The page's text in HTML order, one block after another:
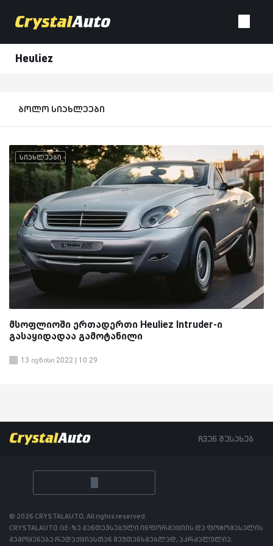
Heuliez
ბოლო სიახლეები
სიახლეები
მსოფლიოში ერთადერთი Heuliez Intruder-ი
გასაყიდადაა გამოტანილი
13 ივნისი 2022 | 10:29
ჩვენ შესახებ
© 2026 CRYSTALAUTO, All rights reserved.
CRYSTALAUTO.GE-ზე განთავსებული ინფორმაციის და ფოტომასალის
გამოყენება რედაქციასთან შეუთანხმებლად, აკრძალულია.